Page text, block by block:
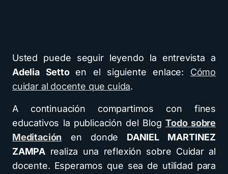
Usted puede seguir leyendo la entrevista a
Adelia Setto en el siguiente enlace: Cómo
cuidar al docente que cuida.
A continuación compartimos con fines
educativos la publicación del BlogTodo sobre
Meditación en donde DANIEL MARTINEZ
ZAMPA realiza una reflexión sobre Cuidar al
docente. Esperamos que sea de utilidad para